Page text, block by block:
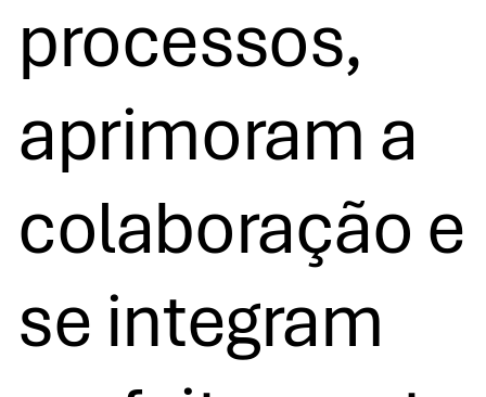
processos,
aprimoram a
colaboração e
se integram